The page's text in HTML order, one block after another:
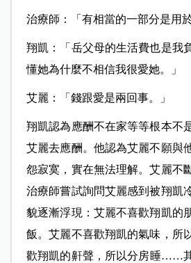
治療師：「有相當的一部分是用
翔凱：「岳父母的生活費也是我
懂她為什麼不相信我很愛她。」
艾麗：「錢跟愛是兩回事。」
翔凱認為應酬不在家等等根本不
艾麗去應酬。他認為艾麗不願與
怨寂寞，實在無法理解。艾麗不
治療師嘗試詢問艾麗感到被翔凱
貌逐漸浮現：艾麗不喜歡翔凱的
飯。艾麗不喜歡翔凱的氣味，所
歡翔凱的鼾聲，所以分房睡……